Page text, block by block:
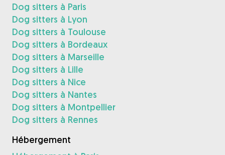
Dog sitters à Paris
Dog sitters à Lyon
Dog sitters à Toulouse
Dog sitters à Bordeaux
Dog sitters à Marseille
Dog sitters à Lille
Dog sitters à Nice
Dog sitters à Nantes
Dog sitters à Montpellier
Dog sitters à Rennes
Hébergement